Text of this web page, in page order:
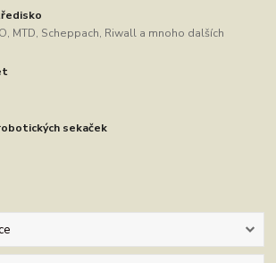
MTD, Scheppach, Riwall a mnoho dalších
sekaček